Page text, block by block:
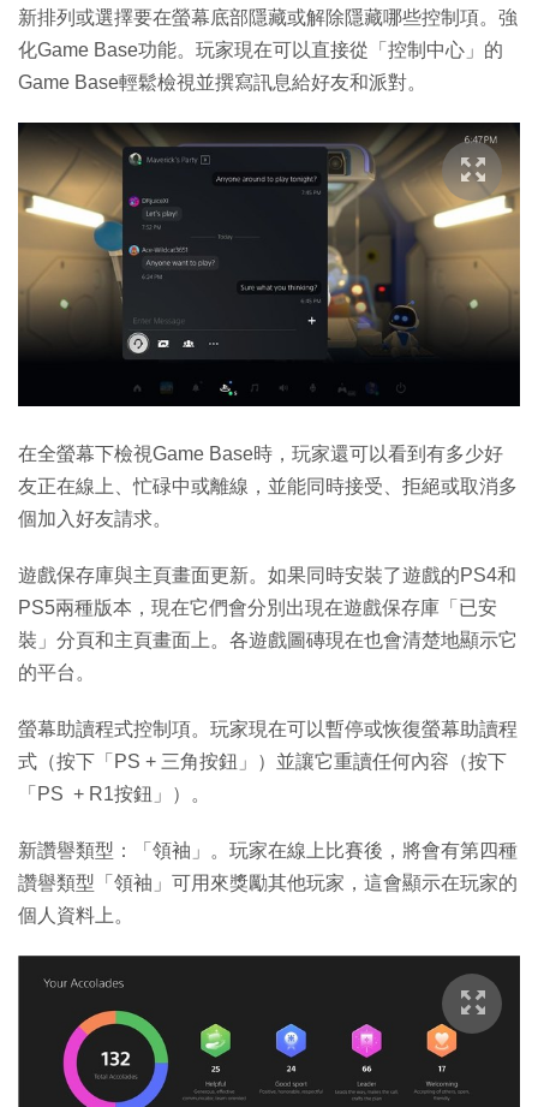
新排列或選擇要在螢幕底部隱藏或解除隱藏哪些控制項。強
化Game Base功能。玩家現在可以直接從「控制中心」的
Game Base輕鬆檢視並撰寫訊息給好友和派對。
在全螢幕下檢視Game Base時，玩家還可以看到有多少好
友正在線上、忙碌中或離線，並能同時接受、拒絕或取消多
個加入好友請求。
遊戲保存庫與主頁畫面更新。如果同時安裝了遊戲的PS4和
PS5兩種版本，現在它們會分別出現在遊戲保存庫「已安
裝」分頁和主頁畫面上。各遊戲圖磚現在也會清楚地顯示它
的平台。
螢幕助讀程式控制項。玩家現在可以暫停或恢復螢幕助讀程
式（按下「PS + 三角按鈕」）並讓它重讀任何內容（按下
「PS + R1按鈕」）。
新讚譽類型：「領袖」。玩家在線上比賽後，將會有第四種
讚譽類型「領袖」可用來獎勵其他玩家，這會顯示在玩家的
個人資料上。